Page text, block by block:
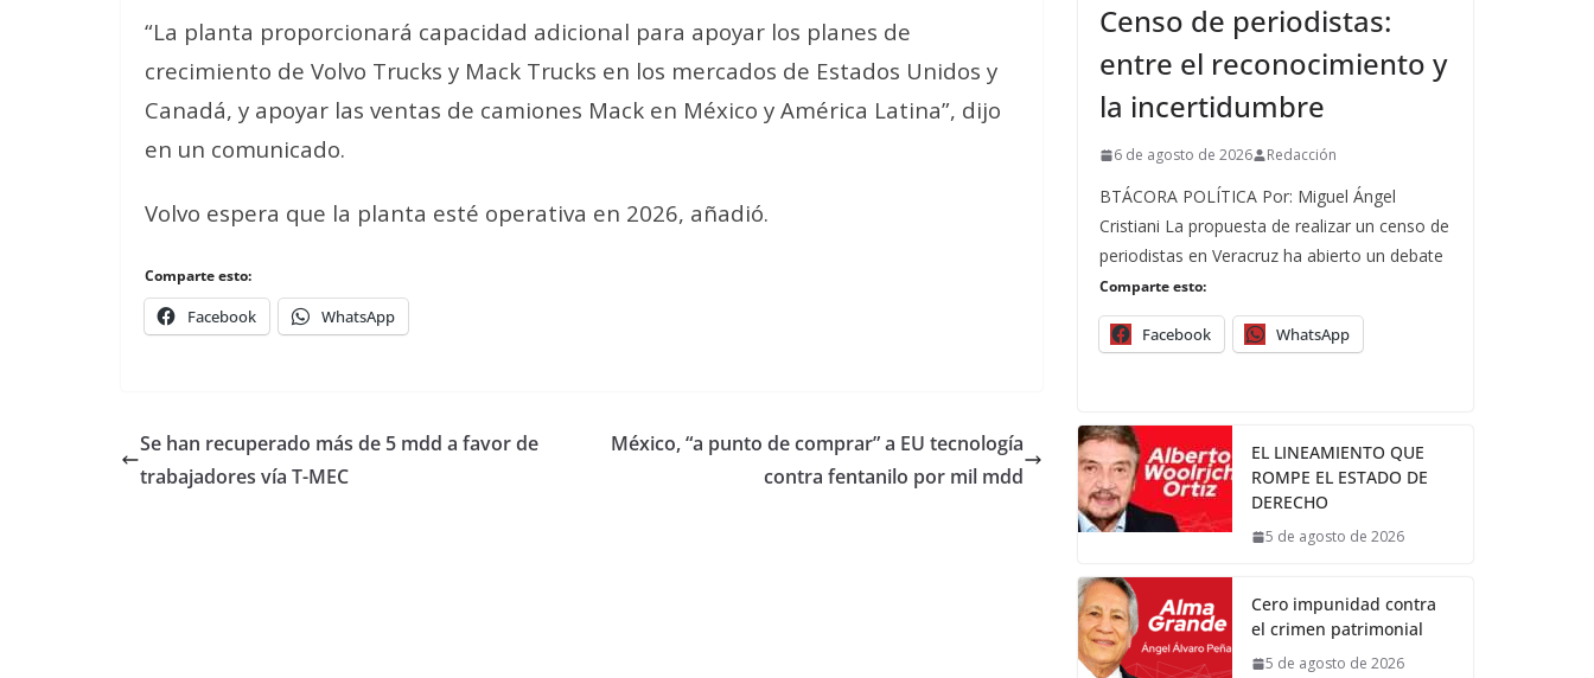
“La planta proporcionará capacidad adicional para apoyar los planes de
crecimiento de Volvo Trucks y Mack Trucks en los mercados de Estados Unidos y
Canadá, y apoyar las ventas de camiones Mack en México y América Latina”, dijo
en un comunicado.
Volvo espera que la planta esté operativa en 2026, añadió.
Comparte esto:
Facebook WhatsApp
Se han recuperado más de 5 mdd a favor de
trabajadores vía T-MEC
México, “a punto de comprar” a EU tecnología
contra fentanilo por mil mdd
Censo de periodistas:
entre el reconocimiento y
la incertidumbre
6 de agosto de 2026 Redacción
BTÁCORA POLÍTICA Por: Miguel Ángel
Cristiani La propuesta de realizar un censo de
periodistas en Veracruz ha abierto un debate
Comparte esto:
Facebook WhatsApp
EL LINEAMIENTO QUE
ROMPE EL ESTADO DE
DERECHO
5 de agosto de 2026
Cero impunidad contra
el crimen patrimonial
5 de agosto de 2026